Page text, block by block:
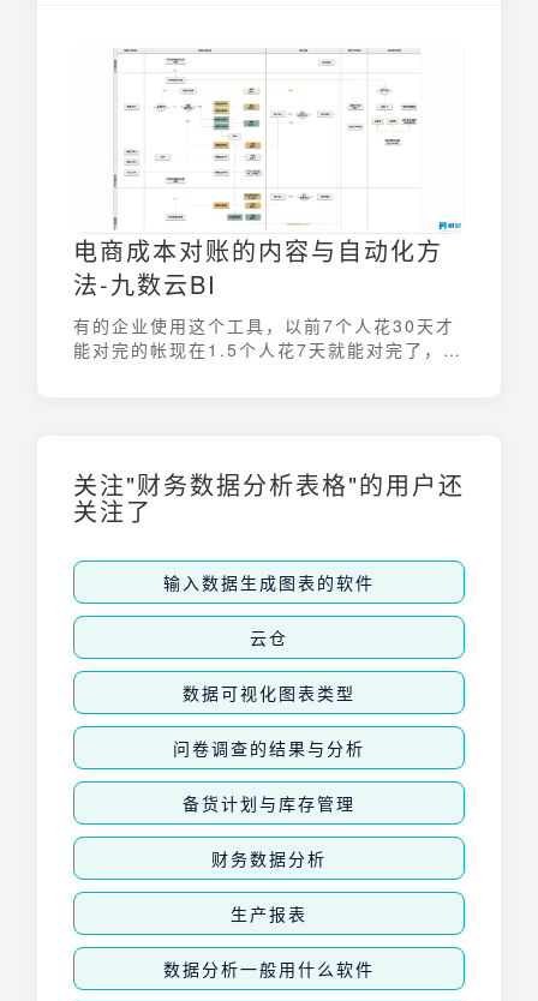
将深入解析快递收费是怎么计算的，详细介绍
其计费方式及影响因素，助您全面掌握相关知
电商成本对账的内容与自动化方
法-九数云BI
有的企业使用这个工具，以前7个人花30天才
能对完的帐现在1.5个人花7天就能对完了，效
关注"财务数据分析表格"的用户还
关注了
输入数据生成图表的软件
云仓
数据可视化图表类型
问卷调查的结果与分析
备货计划与库存管理
财务数据分析
生产报表
数据分析一般用什么软件